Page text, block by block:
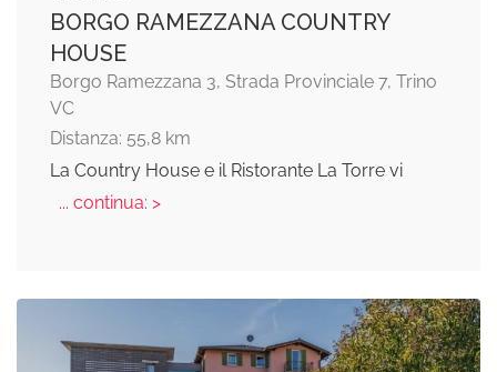
BORGO RAMEZZANA COUNTRY
HOUSE
Borgo Ramezzana 3, Strada Provinciale 7, Trino
VC
Distanza: 55,8 km
La Country House e il Ristorante La Torre vi
... continua: >